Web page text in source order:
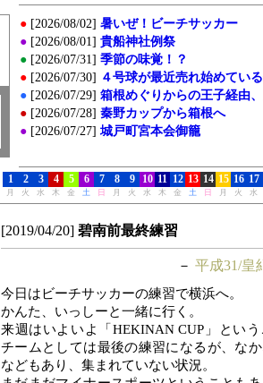
[2019/04/20] 碧南前最終練習
－ 平成31/皇
今日はビーチサッカーの練習で横浜へ。
かんた、いっしーと一緒に行く。
来週はいよいよ「HEKINAN CUP」とい
チームとしては最後の練習になるが、な
などもあり、集まれていない状況。